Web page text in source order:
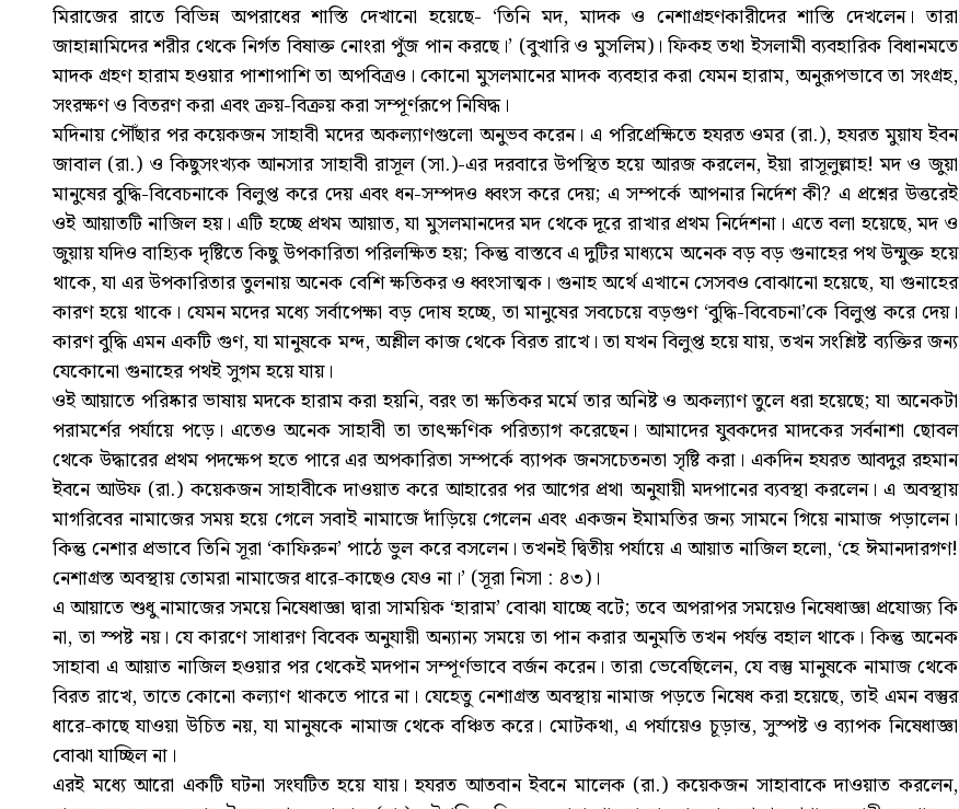
মিরাজের রাতে বিভিন্ন অপরাধের শাস্তি দেখানো হয়েছে- ‘তিনি মদ, মাদক ও নেশাগ্রহণকারীদের শাস্তি দেখলেন। তারা
জাহান্নামিদের শরীর থেকে নির্গত বিষাক্ত নোংরা পুঁজ পান করছে।’ (বুখারি ও মুসলিম)। ফিকহ তথা ইসলামী ব্যবহারিক বিধানমতে
মাদক গ্রহণ হারাম হওয়ার পাশাপাশি তা অপবিত্রও। কোনো মুসলমানের মাদক ব্যবহার করা যেমন হারাম, অনুরূপভাবে তা সংগ্রহ,
সংরক্ষণ ও বিতরণ করা এবং ক্রয়-বিক্রয় করা সম্পূর্ণরূপে নিষিদ্ধ।
মদিনায় পৌঁছার পর কয়েকজন সাহাবী মদের অকল্যাণগুলো অনুভব করেন। এ পরিপ্রেক্ষিতে হযরত ওমর (রা.), হযরত মুয়ায ইবন
জাবাল (রা.) ও কিছুসংখ্যক আনসার সাহাবী রাসূল (সা.)-এর দরবারে উপস্থিত হয়ে আরজ করলেন, ইয়া রাসূলুল্লাহ! মদ ও জুয়া
মানুষের বুদ্ধি-বিবেচনাকে বিলুপ্ত করে দেয় এবং ধন-সম্পদও ধ্বংস করে দেয়; এ সম্পর্কে আপনার নির্দেশ কী? এ প্রশ্নের উত্তরেই
ওই আয়াতটি নাজিল হয়। এটি হচ্ছে প্রথম আয়াত, যা মুসলমানদের মদ থেকে দূরে রাখার প্রথম নির্দেশনা। এতে বলা হয়েছে, মদ ও
জুয়ায় যদিও বাহ্যিক দৃষ্টিতে কিছু উপকারিতা পরিলক্ষিত হয়; কিন্তু বাস্তবে এ দুটির মাধ্যমে অনেক বড় বড় গুনাহের পথ উন্মুক্ত হয়ে
থাকে, যা এর উপকারিতার তুলনায় অনেক বেশি ক্ষতিকর ও ধ্বংসাত্মক। গুনাহ অর্থে এখানে সেসবও বোঝানো হয়েছে, যা গুনাহের
কারণ হয়ে থাকে। যেমন মদের মধ্যে সর্বাপেক্ষা বড় দোষ হচ্ছে, তা মানুষের সবচেয়ে বড়গুণ ‘বুদ্ধি-বিবেচনা’কে বিলুপ্ত করে দেয়।
কারণ বুদ্ধি এমন একটি গুণ, যা মানুষকে মন্দ, অশ্লীল কাজ থেকে বিরত রাখে। তা যখন বিলুপ্ত হয়ে যায়, তখন সংশ্লিষ্ট ব্যক্তির জন্য
যেকোনো গুনাহের পথই সুগম হয়ে যায়।
ওই আয়াতে পরিষ্কার ভাষায় মদকে হারাম করা হয়নি, বরং তা ক্ষতিকর মর্মে তার অনিষ্ট ও অকল্যাণ তুলে ধরা হয়েছে; যা অনেকটা
পরামর্শের পর্যায়ে পড়ে। এতেও অনেক সাহাবী তা তাৎক্ষণিক পরিত্যাগ করেছেন। আমাদের যুবকদের মাদকের সর্বনাশা ছোবল
থেকে উদ্ধারের প্রথম পদক্ষেপ হতে পারে এর অপকারিতা সম্পর্কে ব্যাপক জনসচেতনতা সৃষ্টি করা। একদিন হযরত আবদুর রহমান
ইবনে আউফ (রা.) কয়েকজন সাহাবীকে দাওয়াত করে আহারের পর আগের প্রথা অনুযায়ী মদপানের ব্যবস্থা করলেন। এ অবস্থায়
মাগরিবের নামাজের সময় হয়ে গেলে সবাই নামাজে দাঁড়িয়ে গেলেন এবং একজন ইমামতির জন্য সামনে গিয়ে নামাজ পড়ালেন।
কিন্তু নেশার প্রভাবে তিনি সূরা ‘কাফিরুন’ পাঠে ভুল করে বসলেন। তখনই দ্বিতীয় পর্যায়ে এ আয়াত নাজিল হলো, ‘হে ঈমানদারগণ!
নেশাগ্রস্ত অবস্থায় তোমরা নামাজের ধারে-কাছেও যেও না।’ (সূরা নিসা : ৪৩)।
এ আয়াতে শুধু নামাজের সময়ে নিষেধাজ্ঞা দ্বারা সাময়িক ‘হারাম’ বোঝা যাচ্ছে বটে; তবে অপরাপর সময়েও নিষেধাজ্ঞা প্রযোজ্য কি
না, তা স্পষ্ট নয়। যে কারণে সাধারণ বিবেক অনুযায়ী অন্যান্য সময়ে তা পান করার অনুমতি তখন পর্যন্ত বহাল থাকে। কিন্তু অনেক
সাহাবা এ আয়াত নাজিল হওয়ার পর থেকেই মদপান সম্পূর্ণভাবে বর্জন করেন। তারা ভেবেছিলেন, যে বস্তু মানুষকে নামাজ থেকে
বিরত রাখে, তাতে কোনো কল্যাণ থাকতে পারে না। যেহেতু নেশাগ্রস্ত অবস্থায় নামাজ পড়তে নিষেধ করা হয়েছে, তাই এমন বস্তুর
ধারে-কাছে যাওয়া উচিত নয়, যা মানুষকে নামাজ থেকে বঞ্চিত করে। মোটকথা, এ পর্যায়েও চূড়ান্ত, সুস্পষ্ট ও ব্যাপক নিষেধাজ্ঞা
বোঝা যাচ্ছিল না।
এরই মধ্যে আরো একটি ঘটনা সংঘটিত হয়ে যায়। হযরত আতবান ইবনে মালেক (রা.) কয়েকজন সাহাবাকে দাওয়াত করলেন,